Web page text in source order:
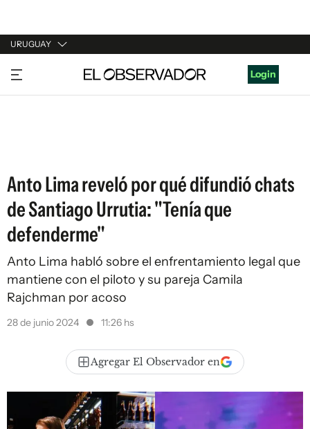
URUGUAY
URUGUAY
ARGENTINA
Login
Anto Lima reveló por qué difundió chats
de Santiago Urrutia: "Tenía que
defenderme"
Anto Lima habló sobre el enfrentamiento legal que
mantiene con el piloto y su pareja Camila
Rajchman por acoso
28 de junio 2024 11:26 hs
Agregar El Observador en